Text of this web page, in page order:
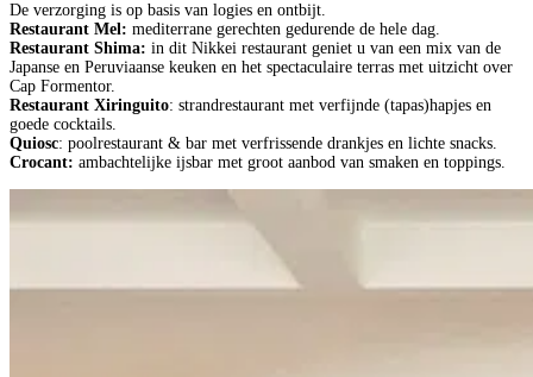
De verzorging is op basis van logies en ontbijt.
Restaurant Mel: mediterrane gerechten gedurende de hele dag.
Restaurant Shima: in dit Nikkei restaurant geniet u van een mix van de
Japanse en Peruviaanse keuken en het spectaculaire terras met uitzicht over
Cap Formentor.
Restaurant Xiringuito: strandrestaurant met verfijnde (tapas)hapjes en
goede cocktails.
Quiosc: poolrestaurant & bar met verfrissende drankjes en lichte snacks.
Crocant: ambachtelijke ijsbar met groot aanbod van smaken en toppings.